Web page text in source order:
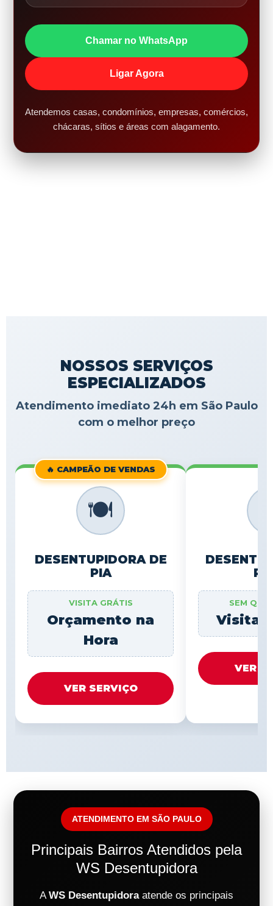
Chamar no WhatsApp
Ligar Agora
Atendemos casas, condomínios, empresas, comércios,
chácaras, sítios e áreas com alagamento.
NOSSOS SERVIÇOS
ESPECIALIZADOS
Atendimento imediato 24h em São Paulo
com o melhor preço
🔥 CAMPEÃO DE VENDAS
🍽️
DESENTUPIDORA DE
PIA
VISITA GRÁTIS
Orçamento na
Hora
VER SERVIÇO
SEM
Visita
VER
ATENDIMENTO EM SÃO PAULO
Principais Bairros Atendidos pela
WS Desentupidora
A WS Desentupidoraatende os principais